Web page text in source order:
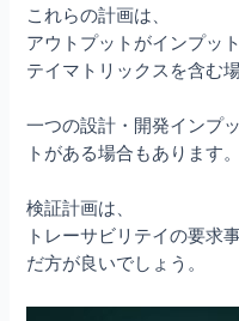
これらの計画は、
アウトプットがインプッ
テイマトリックスを含む
一つの設計・開発インプ
トがある場合もあります。
検証計画は、
トレーサビリテイの要求
だ方が良いでしょう。